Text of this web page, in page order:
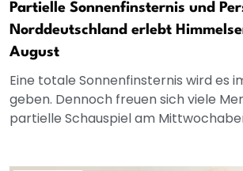
Partielle Sonnenfinsternis und
Norddeutschland erlebt
August
Eine totale Sonnenfinsternis wird es
geben. Dennoch freuen sich viele
partielle Schauspiel am